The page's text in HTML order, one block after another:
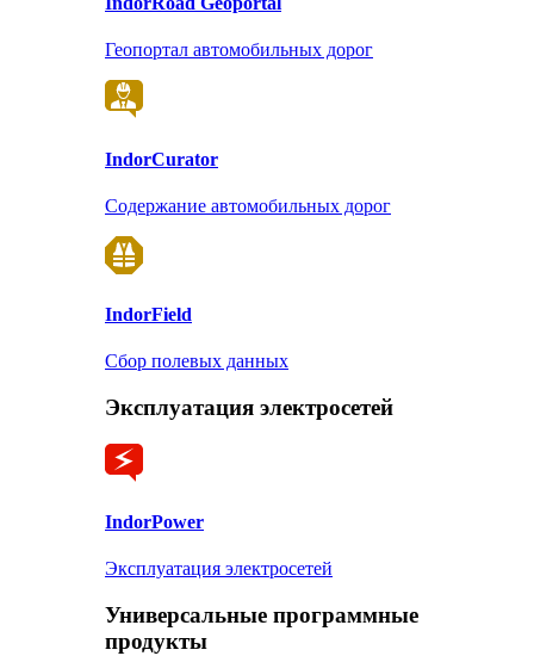
Геопортал автомобильных дорог
IndorCurator
Содержание автомобильных дорог
IndorField
Сбор полевых данных
Эксплуатация электросетей
IndorPower
Эксплуатация электросетей
Универсальные программные
продукты